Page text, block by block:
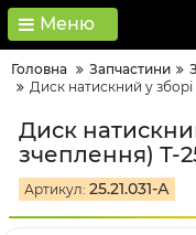
Меню
Головна Запчастини
Диск натискний у
Диск
зчеплення) Т-
Артикул: 25.21.031-А